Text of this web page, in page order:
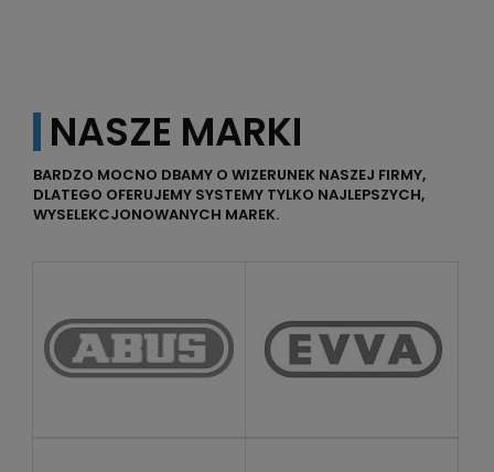
NASZE MARKI
BARDZO MOCNO DBAMY O WIZERUNEK NASZEJ FIRMY,
DLATEGO OFERUJEMY SYSTEMY TYLKO NAJLEPSZYCH,
WYSELEKCJONOWANYCH MAREK.